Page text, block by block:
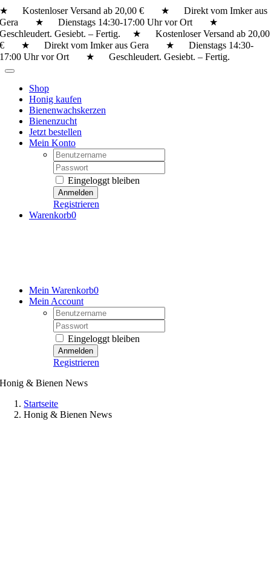
Zum
Inhalt
springen
★ Kostenloser Versand ab 20,00 € ★ Direkt vom Imker aus
Gera ★ Dienstags 14:30-17:00 Uhr vor Ort ★
Geschleudert. Gesiebt. – Fertig. ★ Kostenloser Versand ab 20,00
€ ★ Direkt vom Imker aus Gera ★ Dienstags 14:30-
17:00 Uhr vor Ort ★ Geschleudert. Gesiebt. – Fertig.
Toggle
Navigation
Shop
Honig kaufen
Bienenwachskerzen
Bienenzucht
Jetzt bestellen
Mein Konto
Username:
Password:
Eingeloggt bleiben
Registrieren
Warenkorb0
Mein Warenkorb0
Mein Account
Username:
Password:
Eingeloggt bleiben
Registrieren
Honig & Bienen News
Startseite
Honig & Bienen News